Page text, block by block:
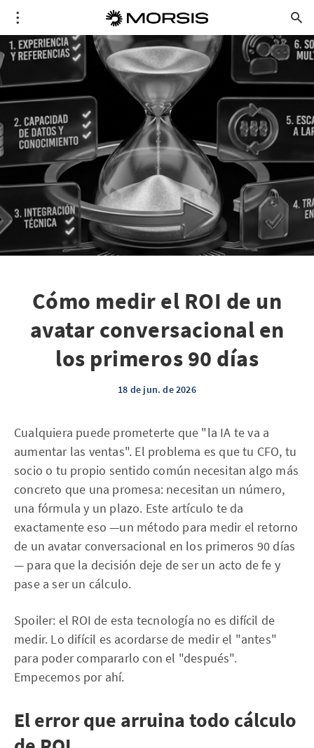
Cómo medir el ROI de un
avatar conversacional en
los primeros 90 días
18 de jun. de 2026
Cualquiera puede prometerte que "la IA te va a
aumentar las ventas". El problema es que tu CFO, tu
socio o tu propio sentido común necesitan algo más
concreto que una promesa: necesitan un número,
una fórmula y un plazo. Este artículo te da
exactamente eso —un método para medir el retorno
de un avatar conversacional en los primeros 90 días
— para que la decisión deje de ser un acto de fe y
pase a ser un cálculo.
Spoiler: el ROI de esta tecnología no es difícil de
medir. Lo difícil es acordarse de medir el "antes"
para poder compararlo con el "después".
Empecemos por ahí.
El error que arruina todo cálculo